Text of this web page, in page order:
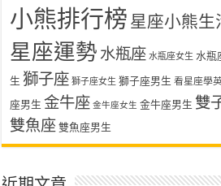
小熊排行榜 星座小熊生
星座運勢 水瓶座 水瓶座女生 水瓶
生 獅子座 獅子座女生 獅子座男生 看星座學
座男生 金牛座 金牛座女生 金牛座男生 雙
雙魚座 雙魚座男生